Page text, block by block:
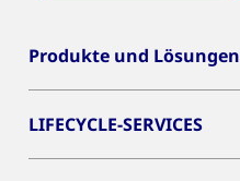
Produkte und Lösungen
LIFECYCLE-SERVICES